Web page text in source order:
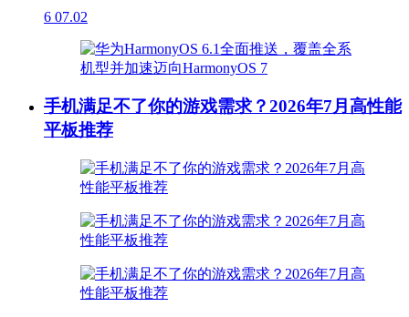
6 07.02
手机满足不了你的游戏需求？2026年7月高性能
平板推荐